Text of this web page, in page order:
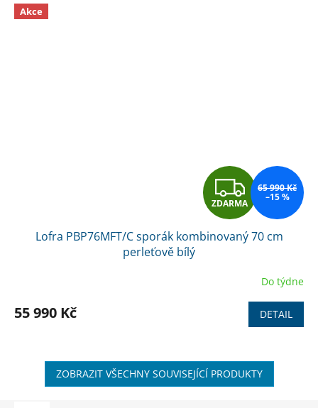
Akce
Z
D
A
R
M
A
ZDARMA
65 990 Kč
–15 %
Lofra PBP76MFT/C sporák kombinovaný 70 cm
perleťově bílý
Do týdne
55 990 Kč DETAIL
ZOBRAZIT VŠECHNY SOUVISEJÍCÍ PRODUKTY